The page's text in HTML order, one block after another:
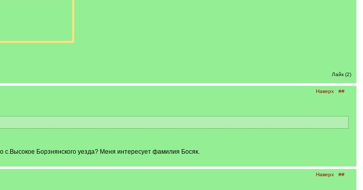
Лайк (2)
Наверх ##
Борзнянского уезда? Меня интересует фамилия Босяк.
Наверх ##